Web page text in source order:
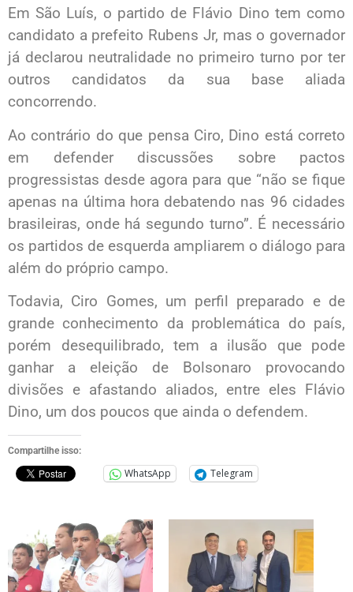
Em São Luís, o partido de Flávio Dino tem como
candidato a prefeito Rubens Jr, mas o governador
já declarou neutralidade no primeiro turno por ter
outros candidatos da sua base aliada
concorrendo.
Ao contrário do que pensa Ciro, Dino está correto
em defender discussões sobre pactos
progressistas desde agora para que “não se fique
apenas na última hora debatendo nas 96 cidades
brasileiras, onde há segundo turno”. É necessário
os partidos de esquerda ampliarem o diálogo para
além do próprio campo.
Todavia, Ciro Gomes, um perfil preparado e de
grande conhecimento da problemática do país,
porém desequilibrado, tem a ilusão que pode
ganhar a eleição de Bolsonaro provocando
divisões e afastando aliados, entre eles Flávio
Dino, um dos poucos que ainda o defendem.
Compartilhe isso:
WhatsApp Telegram